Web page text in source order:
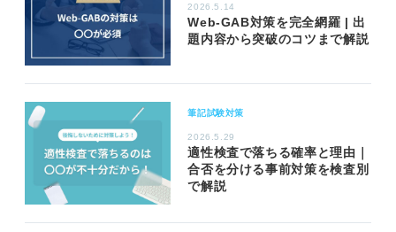
2026.5.14
Web-GAB対策を完全網羅 | 出
題内容から突破のコツまで解説
筆記試験対策
2026.5.29
適性検査で落ちる確率と理由｜
合否を分ける事前対策を検査別
で解説